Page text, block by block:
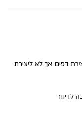
דפים אך לא ליצירת
לדיוור